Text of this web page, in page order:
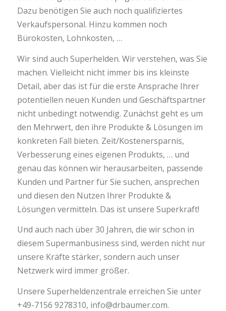
Dazu benötigen Sie auch noch qualifiziertes
Verkaufspersonal. Hinzu kommen noch
Bürokosten, Lohnkosten, …
Wir sind auch Superhelden. Wir verstehen, was Sie
machen. Vielleicht nicht immer bis ins kleinste
Detail, aber das ist für die erste Ansprache Ihrer
potentiellen neuen Kunden und Geschäftspartner
nicht unbedingt notwendig. Zunächst geht es um
den Mehrwert, den ihre Produkte & Lösungen im
konkreten Fall bieten. Zeit/Kostenersparnis,
Verbesserung eines eigenen Produkts, … und
genau das können wir herausarbeiten, passende
Kunden und Partner für Sie suchen, ansprechen
und diesen den Nutzen Ihrer Produkte &
Lösungen vermitteln. Das ist unsere Superkraft!
Und auch nach über 30 Jahren, die wir schon in
diesem Supermanbusiness sind, werden nicht nur
unsere Kräfte stärker, sondern auch unser
Netzwerk wird immer größer.
Unsere Superheldenzentrale erreichen Sie unter
+49-7156 9278310, info@drbaumer.com.